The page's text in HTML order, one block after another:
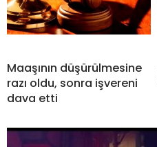
Maaşının düşürülmesine
razı oldu, sonra işvereni
dava etti